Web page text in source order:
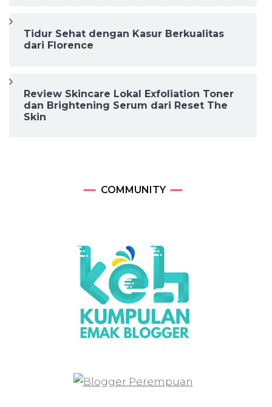
Tidur Sehat dengan Kasur Berkualitas
dari Florence
Review Skincare Lokal Exfoliation Toner
dan Brightening Serum dari Reset The
Skin
COMMUNITY